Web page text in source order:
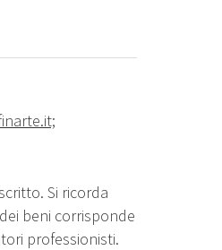
Si ricorda
beni corrisponde
professionisti.